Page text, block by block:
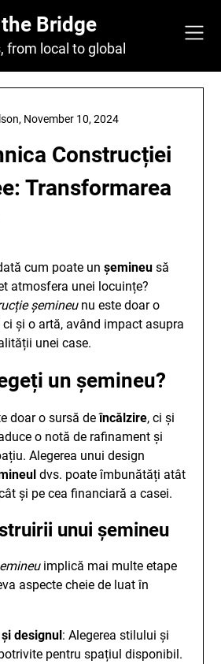
Bridge
from local to global
Construcției
Transformarea
November 10, 2024
cum poate unșemineu să
atmosfera unei locuințe?
șemineunu este doar o
și o artă, având impact asupra
unei case.
un șemineu?
doar o sursă deîncălzire, ci și
o notă de rafinament și
Alegerea unui design
dvs. poate îmbunătăți atât
și pe cea financiară a casei.
unui șemineu
implică mai multe etape
aspecte cheie de luat în
designul: Alegerea stilului și
pentru spațiul disponibil.